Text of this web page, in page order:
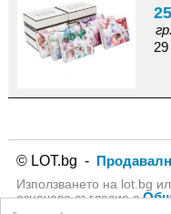
© LOT.bg -
Използването на lot.bg
означава съгласие с
Политика за личните